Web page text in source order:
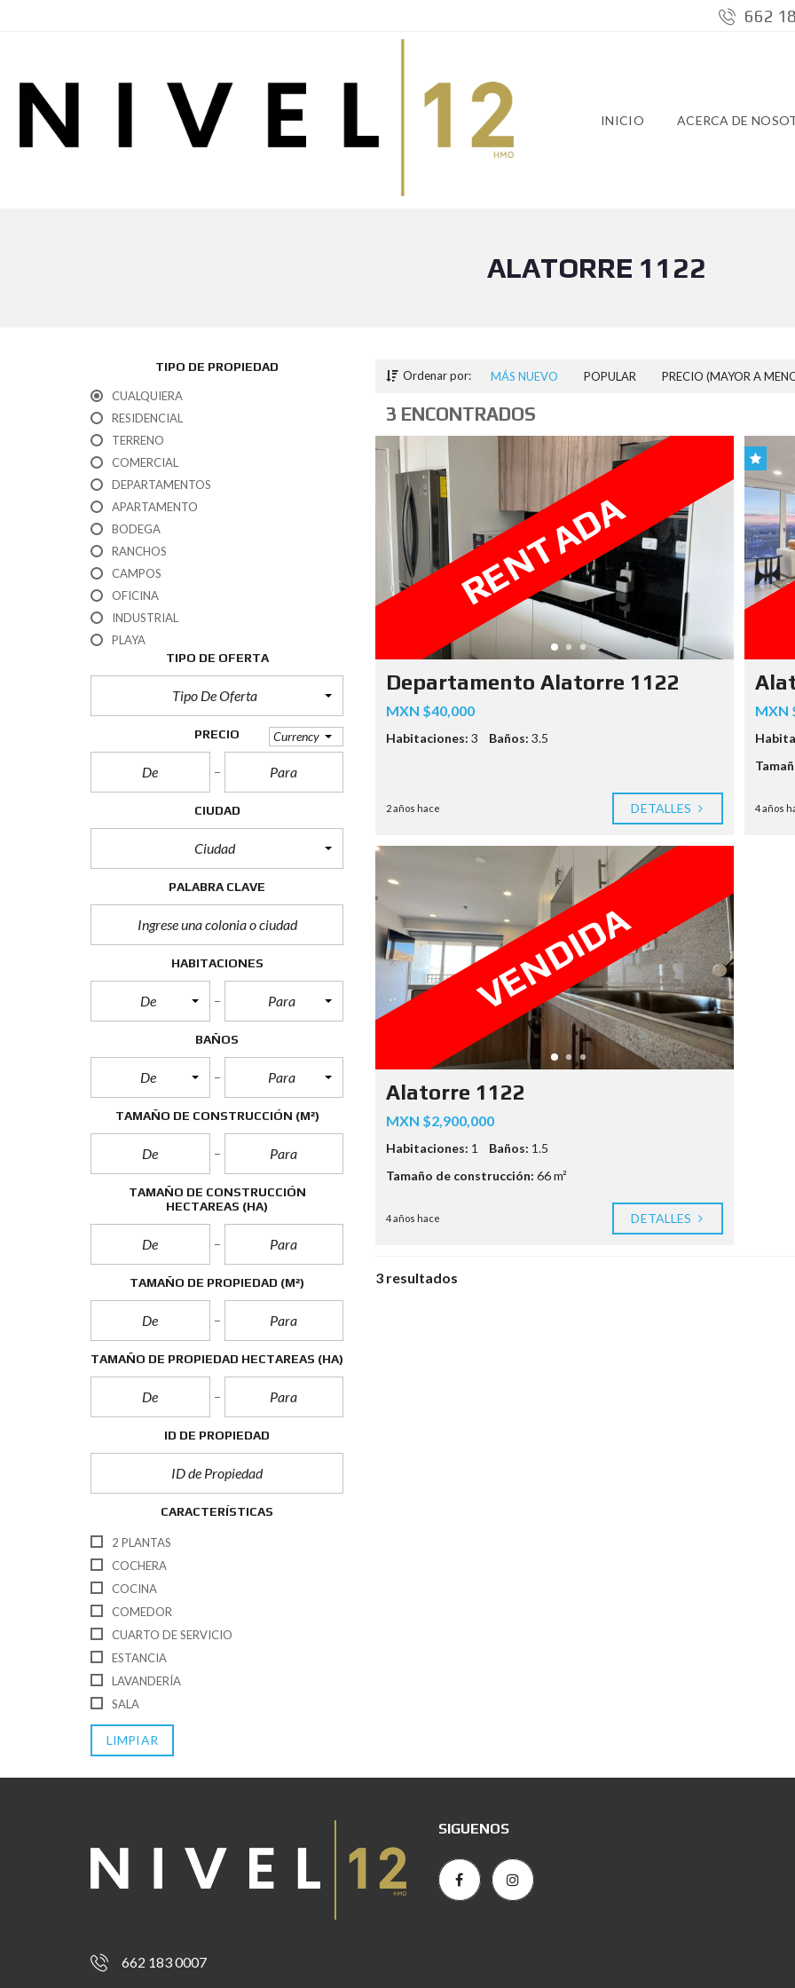
662
INICIO ACERCA DE
ALATORRE 1122
TIPO DE PROPIEDAD
CUALQUIERA
RESIDENCIAL
TERRENO
COMERCIAL
DEPARTAMENTOS
APARTAMENTO
BODEGA
RANCHOS
CAMPOS
OFICINA
INDUSTRIAL
PLAYA
TIPO DE OFERTA
Tipo De Oferta
PRECIO Currency
CIUDAD
Ciudad
PALABRA CLAVE
HABITACIONES
De Para
BAÑOS
De Para
TAMAÑO DE CONSTRUCCIÓN (M²)
TAMAÑO DE CONSTRUCCIÓN
HECTAREAS (HA)
TAMAÑO DE PROPIEDAD (M²)
TAMAÑO DE PROPIEDAD HECTAREAS (HA)
ID DE PROPIEDAD
CARACTERÍSTICAS
2 PLANTAS
COCHERA
COCINA
COMEDOR
CUARTO DE SERVICIO
ESTANCIA
LAVANDERÍA
SALA
LIMPIAR
Ordenar por: MÁS NUEVO POPULAR PRECIO (MAYOR A
3 ENCONTRADOS
RENTADA
Departamento Alatorre 1122
MXN $40,000
Habitaciones: 3 Baños: 3.5
2 años hace DETALLES
MXN
4 años
VENDIDA
Alatorre 1122
MXN $2,900,000
Habitaciones: 1 Baños: 1.5
Tamaño de construcción: 66 m²
4 años hace DETALLES
3 resultados
662 183 0007
SIGUENOS